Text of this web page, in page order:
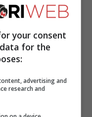
conferendole
i caschi
e tanti altri
your consent
for the
advertising and
research and